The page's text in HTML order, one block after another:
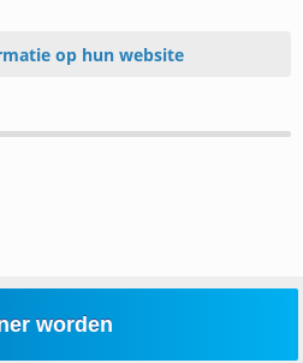
op hun website
worden